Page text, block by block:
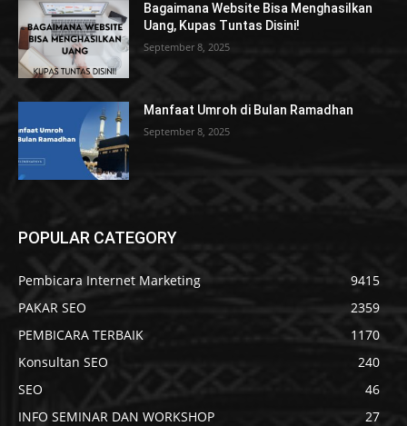
Bagaimana Website Bisa Menghasilkan
Uang, Kupas Tuntas Disini!
September 8, 2025
Manfaat Umroh di Bulan Ramadhan
September 8, 2025
POPULAR CATEGORY
Pembicara Internet Marketing
9415
PAKAR SEO
2359
PEMBICARA TERBAIK
1170
Konsultan SEO
240
SEO
46
INFO SEMINAR DAN WORKSHOP
27